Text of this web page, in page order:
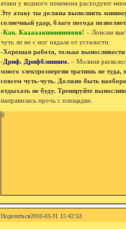
атаки у водного покемона расходуют
Эту атаку ты должна выполнять
солнечный удар, благо погода
-Как. Кааааакнииииияяяя! – Лонсам
чуть ли не с ног падала от усталости.
-Хорошая работа, только выносливости
-Дриф. Дрифблиииим. – Молния
много электроэнергии тратишь не
совсем чуть-чуть. Должно быть
отдыхать не буду. Тренируйте
направилась прочь с площадки.
0
Поделиться2010-03-31 15:42:53